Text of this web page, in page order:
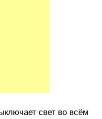
свет во всём